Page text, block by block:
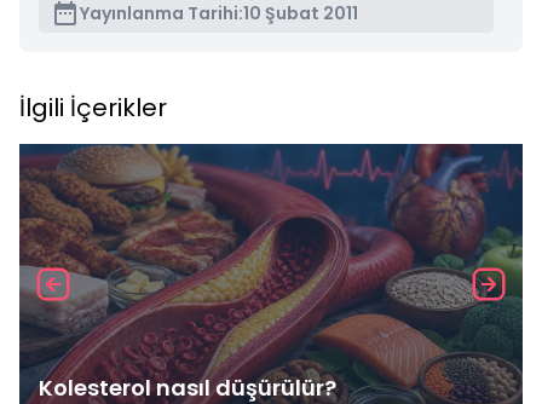
Yayınlanma Tarihi:10 Şubat 2011
İlgili İçerikler
Kolesterol nasıl düşürülür?